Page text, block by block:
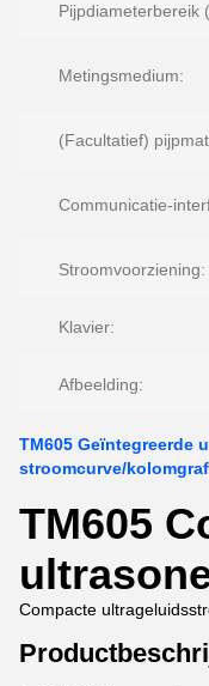
Pijpdiameterbereik
Metingsmedium:
(Facultatief)
Communicatie-
Stroomvoorziening:
Klavier:
Afbeelding:
TM605 Geïntegreerde
stroomcurve/
TM605
Compacte